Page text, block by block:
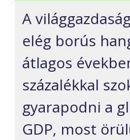
A
elég borús
átlagos
százalékkal
gyarapodni a
GDP, most